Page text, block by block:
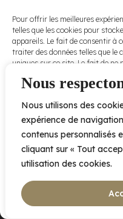
Nous
Nous utilisons des
expérience de
contenus personnalisés
cliquant sur « Tout
utilisation des cookies.
Pour offrir les meilleures
telles que les cookies pour
appareils. Le fait de consentir à
traiter des données telles que le
uniques sur ce site. Le fait de
et fonctions.
conditions
d’utilisationet
nospolitiques
de
confidentialité .